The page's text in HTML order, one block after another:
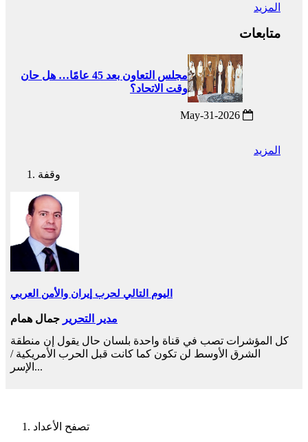
المزيد
متابعات
مجلس التعاون بعد 45 عامًا… هل حان
وقت الاتحاد؟
المزيد
وقفة
اليوم التالي لحرب إيران والأمن العربي
مدير التحرير جمال همام
كل المؤشرات تصب في قناة واحدة بلسان حال يقول إن منطقة
الشرق الأوسط لن تكون كما كانت قبل الحرب الأمريكية /
الإسر...
تصفح الأعداد